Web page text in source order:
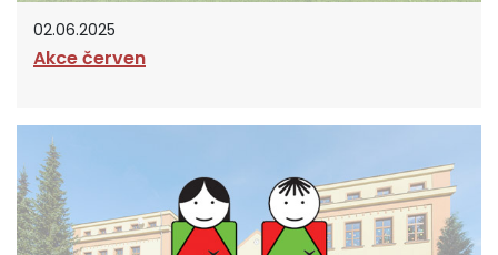
02.06.2025
Akce červen